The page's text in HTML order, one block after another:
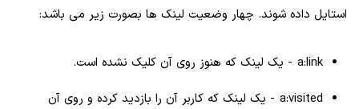
استایل داده شوند. چهار وضعیت لینک ها بصورت زیر می باشد:
a:link - یک لینک که هنوز روی آن کلیک نشده است.
a:visited - یک لینک که کاربر آن را بازدید کرده و روی آن